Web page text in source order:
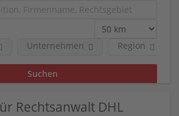
Region
Unternehmen
Rechtsanwalt DHL